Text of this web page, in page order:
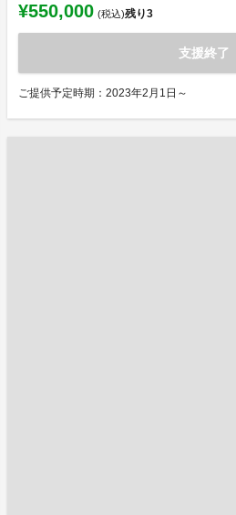
¥550,000 (税込)残り3
支援終了
ご提供予定時期：2023年2月1日～